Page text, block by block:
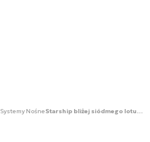
Systemy Nośne Starship bliżej siódmego lotu. Super Heavy po kluczowej próbie